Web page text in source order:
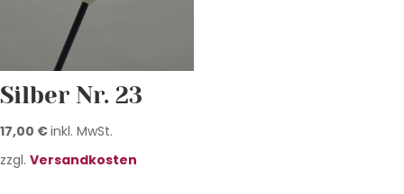
Silber Nr. 23
17,00 €inkl. MwSt.
zzgl. Versandkosten